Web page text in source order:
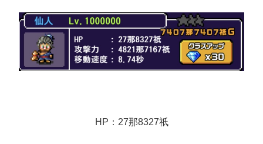
HP：27那8327祇